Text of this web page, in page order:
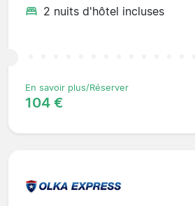
2 nuits d'hôtel incluses
En savoir plus/Réserver
104 €